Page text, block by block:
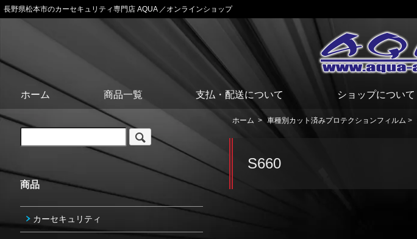
長野県松本市のカーセキュリティ専門店 AQUA ／オンラインショップ
ホーム 商品一覧 支払・配送について ショップについて
ホーム > 車種別カット済みプロテクションフィルム >
S660
商品
カーセキュリティ